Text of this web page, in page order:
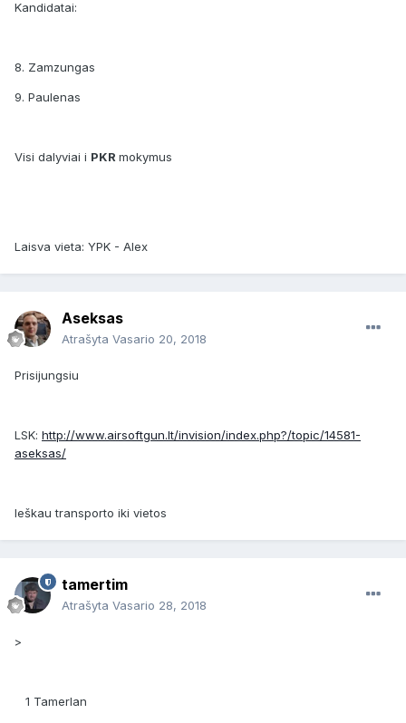
Kandidatai:
8. Zamzungas
9. Paulenas
Visi dalyviai i PKR mokymus
Laisva vieta: YPK - Alex
Aseksas
Atrašyta Vasario 20, 2018
Prisijungsiu
LSK: http://www.airsoftgun.lt/invision/index.php?/topic/14581-
aseksas/
Ieškau transporto iki vietos
tamertim
Atrašyta Vasario 28, 2018
>
1 Tamerlan